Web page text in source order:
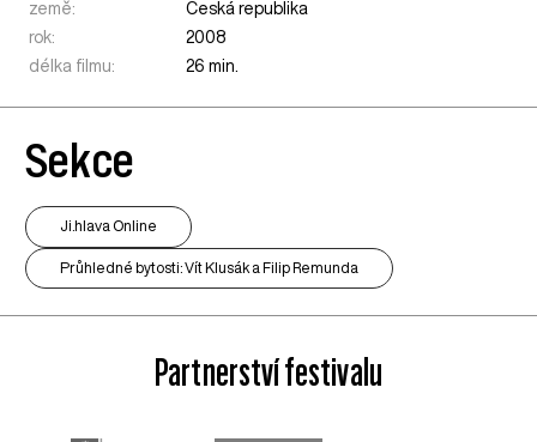
země:
Česká republika
rok:
2008
délka filmu:
26 min.
Sekce
Ji.hlava Online
Průhledné bytosti: Vít Klusák a Filip Remunda
Partnerství festivalu